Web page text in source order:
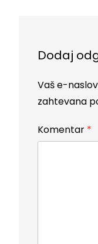
Dodaj
Vaš e-
zahtevana
Komentar *